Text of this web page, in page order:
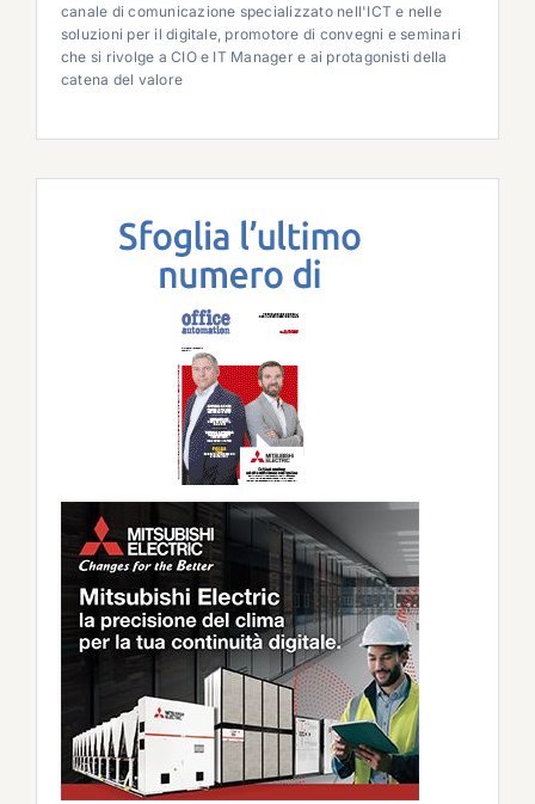
canale di comunicazione specializzato nell'ICT e nelle
soluzioni per il digitale, promotore di convegni e seminari
che si rivolge a CIO e IT Manager e ai protagonisti della
catena del valore